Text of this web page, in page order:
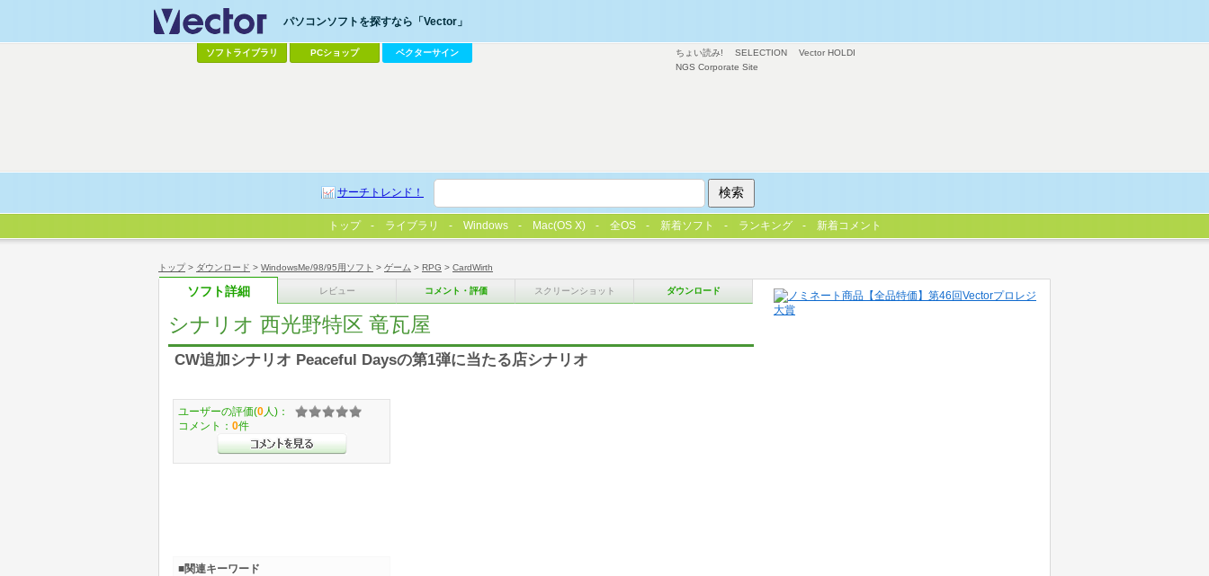
トップ> ダウンロード > WindowsMe/98/95用ソフト > ゲーム > RPG > CardWirth
ソフト詳細 レビュー コメント・評価 スクリーンショット ダウンロード
シナリオ 西光野特区 竜瓦屋
CW追加シナリオ Peaceful Daysの第1弾に当たる店シナリオ
ユーザーの評価(0 人)：
コメント： 0件
■関連キーワード
ちょい読み! SELECTION
Vector HOLDI
NGS Corporate Site
パソコンソフトを探すなら「Vector」
ソフトライブラリ PCショップ ベクターサイン
サーチトレンド！
トップ ライブラリ Windows Mac(OS X) 全OS 新着ソフト ランキング 新着コメント